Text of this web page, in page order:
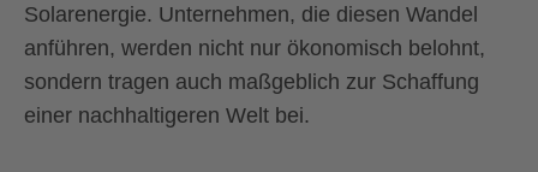
Solarenergie. Unternehmen, die diesen Wandel
anführen, werden nicht nur ökonomisch belohnt,
sondern tragen auch maßgeblich zur Schaffung
einer nachhaltigeren Welt bei.